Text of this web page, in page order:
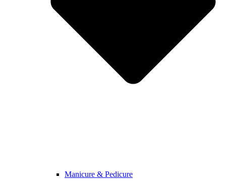
Manicure & Pedicure